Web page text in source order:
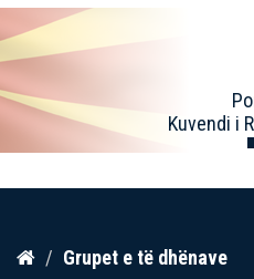
Kalo
Kuvendi i
Grupet e të dhënave